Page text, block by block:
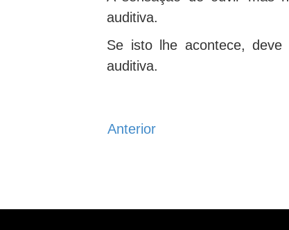
auditiva.
Se isto lhe acontece, deve
auditiva.
Anterior